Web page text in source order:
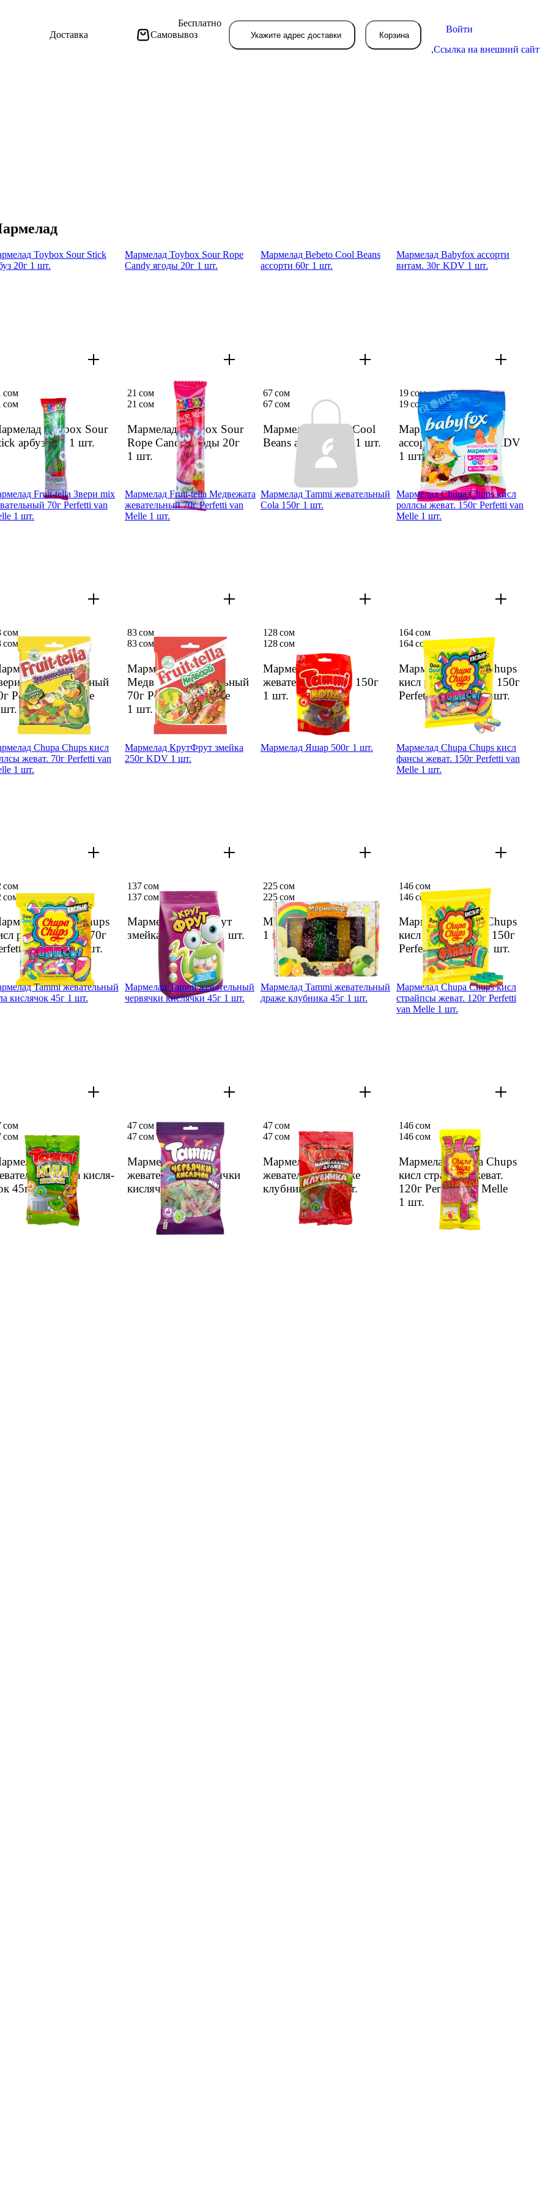
Доставка Самовывоз
Бесплатно
Укажите адрес доставки Корзина
Войти
,Ссылка на внешний сайт
Toybox Sour Stick
20г 1 шт.
Toybox Sour
арбуз 20г 1 шт.
сом
сом
Марме­лад Toybox Sour Rope
Candy ягоды 20г 1 шт.
Марме­лад Toybox Sour
Rope Candy ягоды 20г
1 шт.
21 сом
21 сом
Марме­лад Bebeto Cool Beans
ассор­ти 60г 1 шт.
Марме­лад Bebeto Cool
Beans ассор­ти 60г1 шт.
67 сом
67 сом
Марме­лад Babyfox ассор­ти
витам. 30г KDV 1 шт.
Марме­лад Babyfox
ассор­ти витам. 30г KDV
1 шт.
19 сом
19 сом
Fruit-tella Звери mix
70г Perfetti van
1 шт.
Fruit-tella
mix жеватель­ный
Perfetti van Melle
сом
сом
Марме­лад Fruit-tella Медве­жата
жеватель­ный 70г Perfetti van
Melle 1 шт.
Марме­лад Fruit-tella
Медве­жата жеватель­ный
70г Perfetti van Melle
1 шт.
83 сом
83 сом
Марме­лад Tammi жеватель­ный
Cola 150г 1 шт.
Марме­лад Tammi
жеватель­ный Cola 150г
1 шт.
128 сом
128 сом
Марме­лад Chupa Chups кисл
роллсы жеват. 150г Perfetti van
Melle 1 шт.
Марме­лад Chupa Chups
кисл роллсы жеват. 150г
Perfetti van Melle1 шт.
164 сом
164 сом
Chupa Chups кисл
жеват. 70г Perfetti van
1 шт.
Chupa Chups
роллсы жеват. 70г
van Melle1 шт.
сом
сом
Марме­лад КрутФ­рут змейка
250г KDV 1 шт.
Марме­лад КрутФ­рут
змейка 250г KDV1 шт.
137 сом
137 сом
Марме­лад Яшар 500г 1 шт.
Марме­лад Яшар 500г
1 шт.
225 сом
225 сом
Марме­лад Chupa Chups кисл
фансы жеват. 150г Perfetti van
Melle 1 шт.
Марме­лад Chupa Chups
кисл фансы жеват. 150г
Perfetti van Melle1 шт.
146 сом
146 сом
Tammi жеватель­ный
кисля­чок 45г 1 шт.
Tammi
кола кисля­
45г1 шт.
сом
сом
Марме­лад Tammi жеватель­ный
червяч­ки кисляч­ки 45г 1 шт.
Марме­лад Tammi
жеватель­ный червяч­ки
кисляч­ки 45г1 шт.
47 сом
47 сом
Марме­лад Tammi жеватель­ный
драже клубни­ка 45г 1 шт.
Марме­лад Tammi
жеватель­ный драже
клубни­ка 45г1 шт.
47 сом
47 сом
Марме­лад Chupa Chups кисл
страйп­сы жеват. 120г Perfetti
van Melle 1 шт.
Марме­лад Chupa Chups
кисл страйп­сы жеват.
120г Perfetti van Melle
1 шт.
146 сом
146 сом